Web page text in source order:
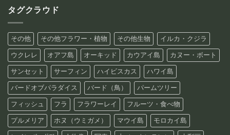
タグクラウド
その他 その他フラワー・植物 その他生物 イルカ・クジラ
ウクレレ オアフ島 オーキッド カウアイ島 カヌー・ボート
サンセット サーフィン ハイビスカス ハワイ島
バードオブパラダイス バード（鳥） パームツリー
フィッシュ フラ フラワーレイ フルーツ・食べ物
プルメリア ホヌ（ウミガメ） マウイ島 モロカイ島